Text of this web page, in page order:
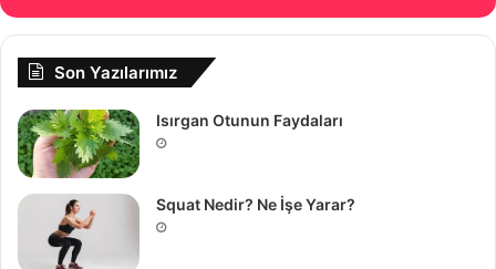
Son Yazılarımız
Isırgan Otunun Faydaları
Squat Nedir? Ne İşe Yarar?